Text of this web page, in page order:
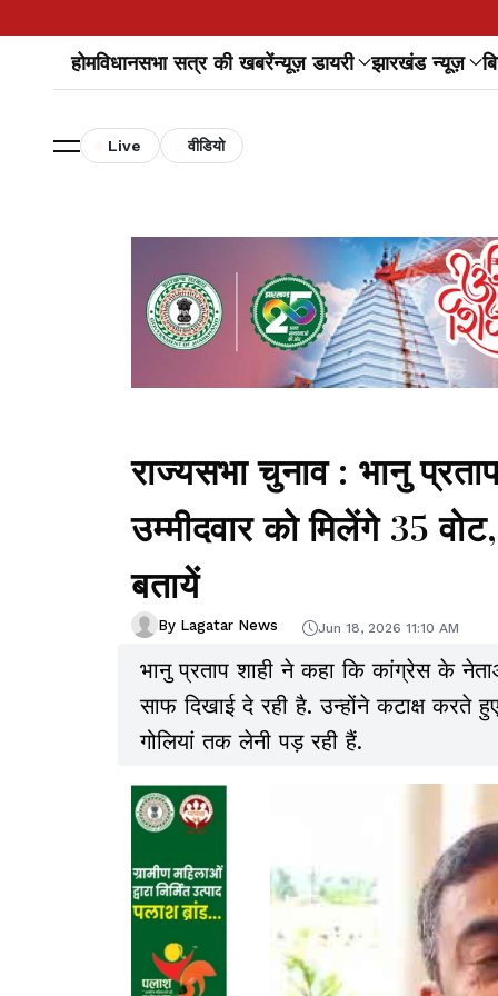
होमविधानसभा सत्र की खबरेंन्यूज़ डायरी झारखंड न्यूज़
Live वीडियो
राज्यसभा चुनाव : भानु
उम्मीदवार को मिलेंगे 35
बतायें
By Lagatar News Jun 18, 2026 11:10 AM
भानु प्रताप शाही ने कहा कि कांग्रेस के
साफ दिखाई दे रही है. उन्होंने कटाक्ष करते
गोलियां तक लेनी पड़ रही हैं.